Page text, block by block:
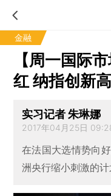
金融
【周一国际
红 纳指创新高
实习记者 朱琳娜
2017年04月25日
在法国大选情势向
洲央行缩小刺激的计